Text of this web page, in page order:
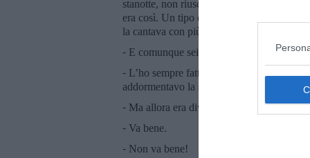
stanotte, non riuscivo a dormire. E si
era così. Un tipo da “Gracias a la vida”,
la cantava con più trasporto e struggimento
⁃ E comunque sei un imbecille a seguirmi.
⁃ L’ho sempre fatto, quando mi lasciavi
addormentavo la sera.
⁃ Ma allora era diverso, c’era un motivo,
⁃ Va bene.
⁃ Non va bene!